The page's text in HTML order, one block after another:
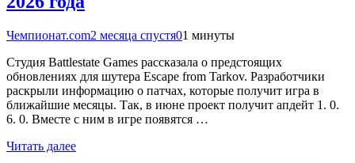
Чемпионат.com2 месяца спустя01 минуты
Студия Battlestate Games рассказала о предстоящих
обновлениях для шутера Escape from Tarkov. Разработчики
раскрыли информацию о патчах, которые получит игра в
ближайшие месяцы. Так, в июне проект получит апдейт 1. 0.
6. 0. Вместе с ним в игре появятся …
Читать далее